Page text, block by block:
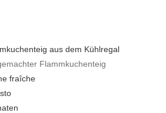
aus dem Kühlregal
Flammkuchenteig
fraîche